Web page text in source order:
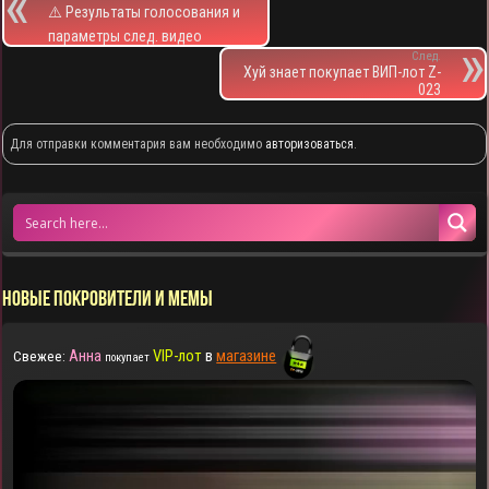
⚠️ Результаты голосования и
параметры след. видео
След.
Хуй знает покупает ВИП-лот Z-
023
Для отправки комментария вам необходимо авторизоваться.
НОВЫЕ ПОКРОВИТЕЛИ И МЕМЫ
Свежее: Анна покупает VIP-лотвмагазине